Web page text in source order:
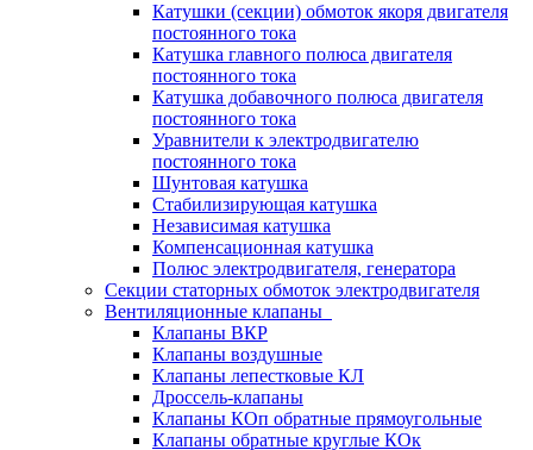
Катушки (секции) обмоток якоря двигателя
постоянного тока
Катушка главного полюса двигателя
постоянного тока
Катушка добавочного полюса двигателя
постоянного тока
Уравнители к электродвигателю
постоянного тока
Шунтовая катушка
Стабилизирующая катушка
Независимая катушка
Компенсационная катушка
Полюс электродвигателя, генератора
Секции статорных обмоток электродвигателя
Вентиляционные клапаны
Клапаны ВКР
Клапаны воздушные
Клапаны лепестковые КЛ
Дроссель-клапаны
Клапаны КОп обратные прямоугольные
Клапаны обратные круглые КОк